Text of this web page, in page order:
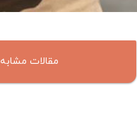
مقالات مشابه